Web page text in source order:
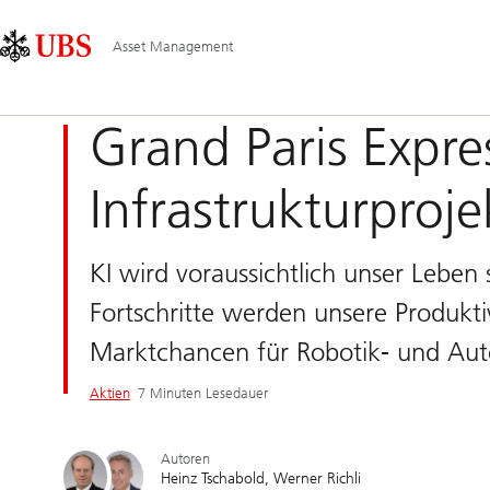
Area
Asset Management
Grand Paris
KI wird voraussichtlich unser
Fortschritte werden unsere
Marktchancen für Robotik- und
Aktien 7 Minuten Lesedauer
Autoren
Heinz Tschabold Werner Richli